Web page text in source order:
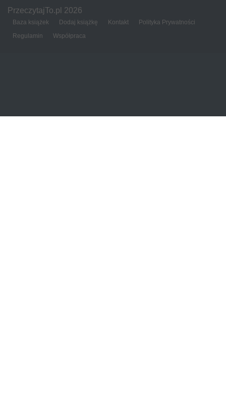
PrzeczytajTo.pl 2026
Baza książek Dodaj książkę Kontakt
Polityka Prywatności
Regulamin
Współpraca